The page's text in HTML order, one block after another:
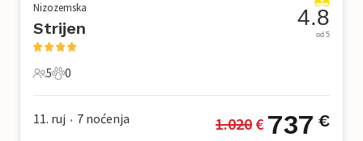
Nizozemska
Strijen
5 Gosti
5
0 Kućni ljubimac
0
4.8
od 5
11. ruj • 7 noćenja 1.020 € 737 €